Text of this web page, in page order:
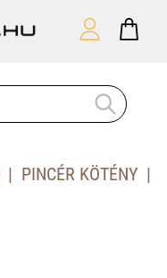
PINCÉR KÖTÉNY